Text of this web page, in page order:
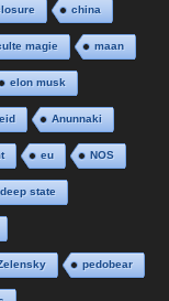
china
magie maan
elon musk
Anunnaki
eu NOS
deep state
pedobear